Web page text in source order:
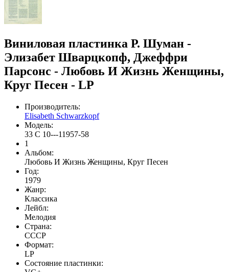
Виниловая пластинка Р. Шуман -
Элизабет Шварцкопф, Джеффри
Парсонс - Любовь И Жизнь Женщины,
Круг Песен - LP
Производитель:
Elisabeth Schwarzkopf
Модель:
33 С 10---11957-58
1
Альбом:
Любовь И Жизнь Женщины, Круг Песен
Год:
1979
Жанр:
Классика
Лейбл:
Мелодия
Страна:
СССР
Формат:
LP
Состояние пластинки: